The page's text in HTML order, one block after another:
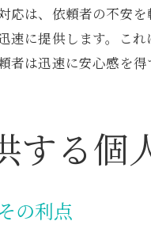
弁
応は、依頼者の不安
速に提供します。こ
は迅速に安心感を得
する個
の利点